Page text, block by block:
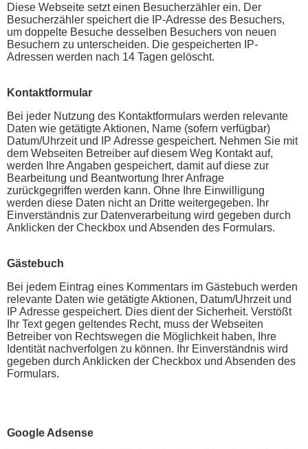
Diese Webseite setzt einen Besucherzähler ein. Der
Besucherzähler speichert die IP-Adresse des Besuchers,
um doppelte Besuche desselben Besuchers von neuen
Besuchern zu unterscheiden. Die gespeicherten IP-
Adressen werden nach 14 Tagen gelöscht.
Kontaktformular
Bei jeder Nutzung des Kontaktformulars werden relevante
Daten wie getätigte Aktionen, Name (sofern verfügbar)
Datum/Uhrzeit und IP Adresse gespeichert. Nehmen Sie mit
dem Webseiten Betreiber auf diesem Weg Kontakt auf,
werden Ihre Angaben gespeichert, damit auf diese zur
Bearbeitung und Beantwortung Ihrer Anfrage
zurückgegriffen werden kann. Ohne Ihre Einwilligung
werden diese Daten nicht an Dritte weitergegeben. Ihr
Einverständnis zur Datenverarbeitung wird gegeben durch
Anklicken der Checkbox und Absenden des Formulars.
Gästebuch
Bei jedem Eintrag eines Kommentars im Gästebuch werden
relevante Daten wie getätigte Aktionen, Datum/Uhrzeit und
IP Adresse gespeichert. Dies dient der Sicherheit. Verstößt
Ihr Text gegen geltendes Recht, muss der Webseiten
Betreiber von Rechtswegen die Möglichkeit haben, Ihre
Identität nachverfolgen zu können. Ihr Einverständnis wird
gegeben durch Anklicken der Checkbox und Absenden des
Formulars.
Google Adsense